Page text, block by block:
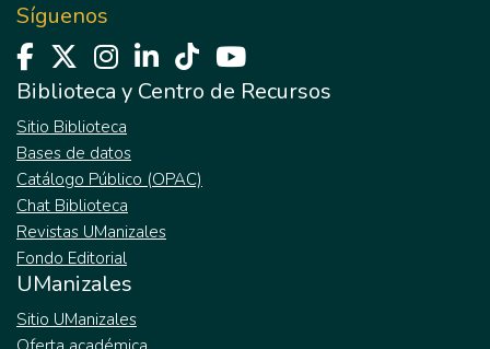
Síguenos
Biblioteca y Centro de Recursos
Sitio Biblioteca
Bases de datos
Catálogo Público (OPAC)
Chat Biblioteca
Revistas UManizales
Fondo Editorial
UManizales
Sitio UManizales